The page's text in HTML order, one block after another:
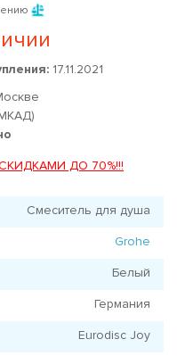
17.11.2021
ДО 70%!!!
Смеситель для душа
Grohe
Белый
Германия
Eurodisc Joy